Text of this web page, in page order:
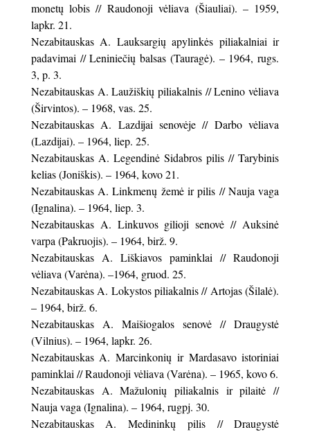
monetų lobis // Raudonoji vėliava (Šiauliai). – 1959,
lapkr. 21.
Nezabitauskas A. Lauksargių apylinkės piliakalniai ir
padavimai // Leniniečių balsas (Tauragė). – 1964, rugs.
3, p. 3.
Nezabitauskas A. Laužiškių piliakalnis // Lenino vėliava
(Širvintos). – 1968, vas. 25.
Nezabitauskas A. Lazdijai senovėje // Darbo vėliava
(Lazdijai). – 1964, liep. 25.
Nezabitauskas A. Legendinė Sidabros pilis // Tarybinis
kelias (Joniškis). – 1964, kovo 21.
Nezabitauskas A. Linkmenų žemė ir pilis // Nauja vaga
(Ignalina). – 1964, liep. 3.
Nezabitauskas A. Linkuvos gilioji senovė // Auksinė
varpa (Pakruojis). – 1964, birž. 9.
Nezabitauskas A. Liškiavos paminklai // Raudonoji
vėliava (Varėna). –1964, gruod. 25.
Nezabitauskas A. Lokystos piliakalnis // Artojas (Šilalė).
– 1964, birž. 6.
Nezabitauskas A. Maišiogalos senovė // Draugystė
(Vilnius). – 1964, lapkr. 26.
Nezabitauskas A. Marcinkonių ir Mardasavo istoriniai
paminklai // Raudonoji vėliava (Varėna). – 1965, kovo 6.
Nezabitauskas A. Mažulonių piliakalnis ir pilaitė //
Nauja vaga (Ignalina). – 1964, rugpj. 30.
Nezabitauskas A. Medininkų pilis // Draugystė